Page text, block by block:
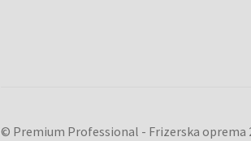
© Premium Professional - Frizerska oprema